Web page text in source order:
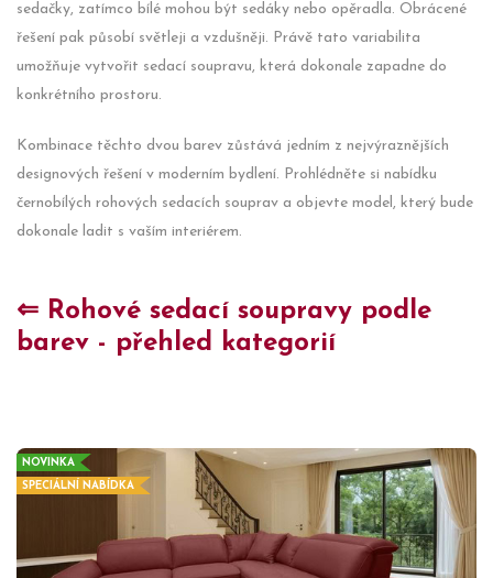
sedačky, zatímco bílé mohou být sedáky nebo opěradla. Obrácené
řešení pak působí světleji a vzdušněji. Právě tato variabilita
umožňuje vytvořit sedací soupravu, která dokonale zapadne do
konkrétního prostoru.
Kombinace těchto dvou barev zůstává jedním z nejvýraznějších
designových řešení v moderním bydlení. Prohlédněte si nabídku
černobílých rohových sedacích souprav a objevte model, který bude
dokonale ladit s vaším interiérem.
⇐ Rohové sedací soupravy podle
barev - přehled kategorií
NOVINKA
SPECIÁLNÍ NABÍDKA